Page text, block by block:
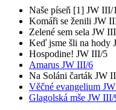
Naše píseň [1] JW III/1
Komáři se ženili JW
Zelené sem sela JW
Keď jsme šli na hody
Hospodine! JW III/5
Amarus JW III/6
Na Soláni čarták JW
Věčné evangelium
Glagolská mše JW III/